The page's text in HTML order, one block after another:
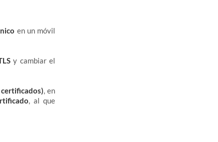
en un móvil
y cambiar el
, en
, al que